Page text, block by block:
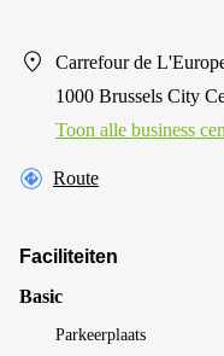
Carrefour de
1000 Brussels City
Toon alle business
Route
Faciliteiten
Basic
Parkeerplaats